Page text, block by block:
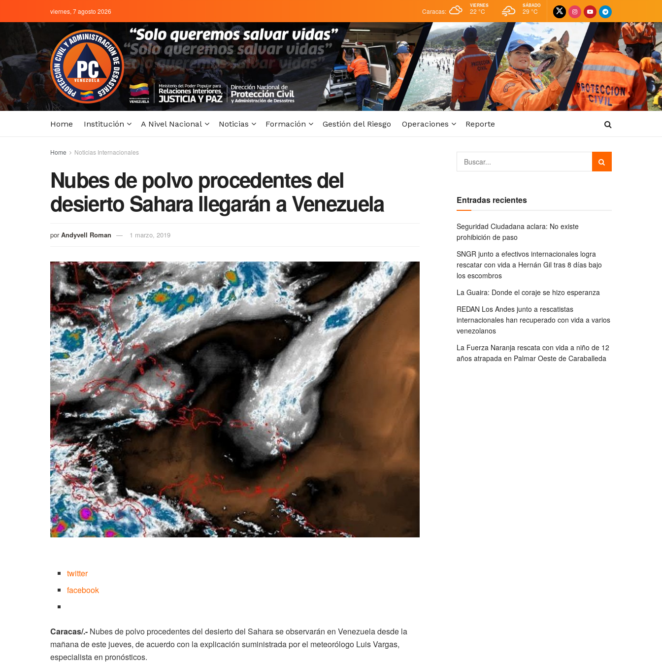
viernes, 7 agosto 2026 Caracas:
VIERNES
22 °C
SÁBADO
29 °C
Home Institución A Nivel Nacional Noticias Formación Gestión del Riesgo Operaciones Reporte
Home Noticias Internacionales
Nubes de polvo procedentes del
desierto Sahara llegarán a Venezuela
por Andyvell Roman 1 marzo, 2019
twitter
facebook
Caracas/.- Nubes de polvo procedentes del desierto del Sahara se observarán en Venezuela desde la
mañana de este jueves, de acuerdo con la explicación suministrada por el meteorólogo Luis Vargas,
especialista en pronósticos.
Entradas recientes
Seguridad Ciudadana aclara: No existe
prohibición de paso
SNGR junto a efectivos internacionales logra
rescatar con vida a Hernán Gil tras 8 días bajo
los escombros
La Guaira: Donde el coraje se hizo esperanza
REDAN Los Andes junto a rescatistas
internacionales han recuperado con vida a varios
venezolanos
La Fuerza Naranja rescata con vida a niño de 12
años atrapada en Palmar Oeste de Caraballeda